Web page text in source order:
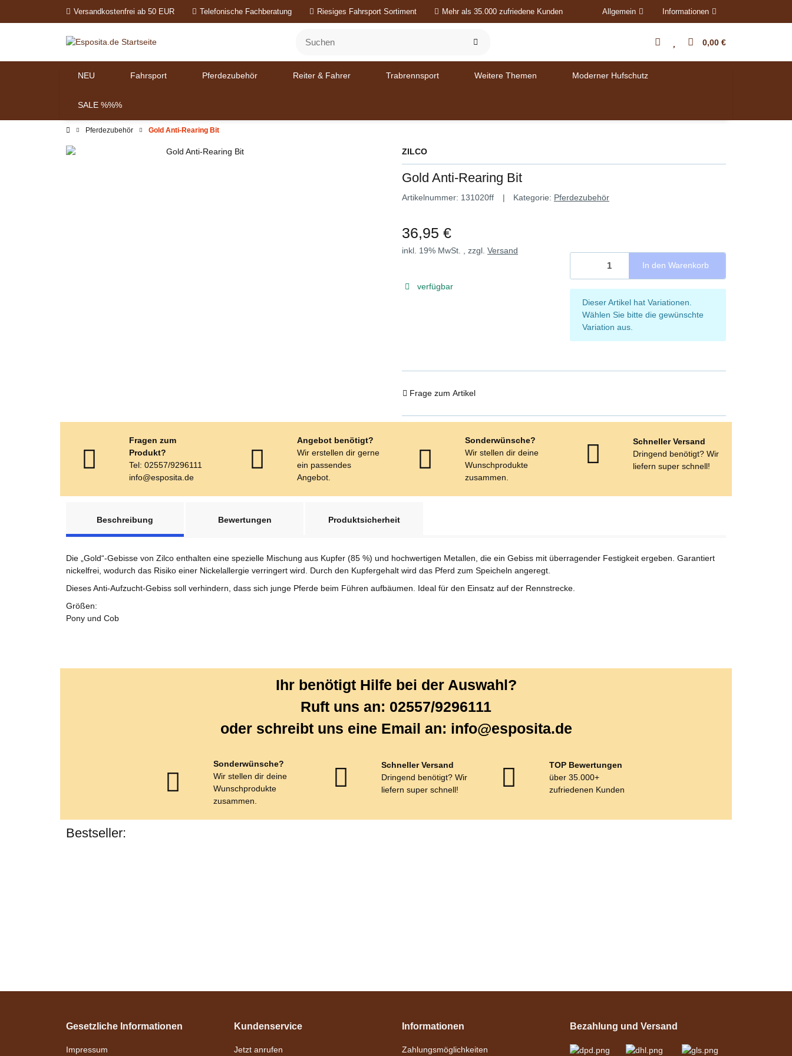
Versandkostenfrei ab 50 EUR Telefonische Fachberatung Riesiges Fahrsport Sortiment Mehr als 35.000 zufriedene Kunden Allgemein Informationen
0,00 €
NEU Fahrsport Pferdezubehör Reiter & Fahrer Trabrennsport Weitere Themen Moderner Hufschutz
SALE %%%
Pferdezubehör Gold Anti-Rearing Bit
ZILCO
Gold Anti-Rearing Bit
Artikelnummer: 131020ff Kategorie: Pferdezubehör
36,95 €
inkl. 19% MwSt. , zzgl. Versand
verfügbar
In den Warenkorb
x
Dieser Artikel hat Variationen.
Wählen Sie bitte die gewünschte
Variation aus.
Frage zum Artikel
Fragen zum
Produkt?
Tel: 02557/9296111
info@esposita.de
Angebot benötigt?
Wir erstellen dir gerne
ein passendes
Angebot.
Sonderwünsche?
Wir stellen dir deine
Wunschprodukte
zusammen.
Schneller Versand
Dringend benötigt? Wir
liefern super schnell!
Beschreibung
Bewertungen Produktsicherheit
Die „Gold“-Gebisse von Zilco enthalten eine spezielle Mischung aus Kupfer (85 %) und hochwertigen Metallen, die ein Gebiss mit überragender Festigkeit ergeben. Garantiert
nickelfrei, wodurch das Risiko einer Nickelallergie verringert wird. Durch den Kupfergehalt wird das Pferd zum Speicheln angeregt.
Dieses Anti-Aufzucht-Gebiss soll verhindern, dass sich junge Pferde beim Führen aufbäumen. Ideal für den Einsatz auf der Rennstrecke.
Größen:
Pony und Cob
Ihr benötigt Hilfe bei der Auswahl?
Ruft uns an: 02557/9296111
oder schreibt uns eine Email an: info@esposita.de
Sonderwünsche?
Wir stellen dir deine
Wunschprodukte
zusammen.
Schneller Versand
Dringend benötigt? Wir
liefern super schnell!
TOP Bewertungen
über 35.000+
zufriedenen Kunden
Bestseller:
Schwarz
Gesetzliche Informationen
Impressum
Kundenservice
Jetzt anrufen
Informationen
Zahlungsmöglichkeiten
Bezahlung und Versand